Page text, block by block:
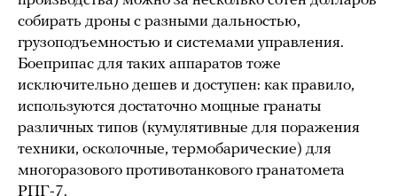
собирать дроны с разными дальностью,
грузоподъемностью и системами управления.
Боеприпас для таких аппаратов тоже
исключительно дешев и доступен: как правило,
используются достаточно мощные гранаты
различных типов (кумулятивные для поражения
техники, осколочные, термобарические) для
многоразового противотанкового гранатомета
РПГ-7.